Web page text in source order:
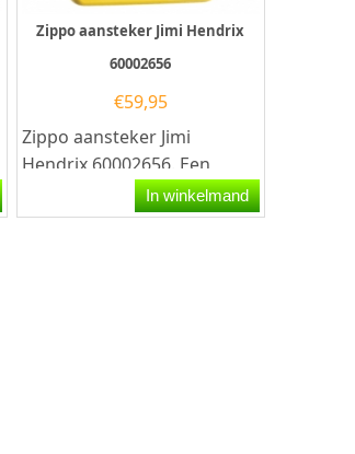
Zippo aansteker Jimi Hendrix
60002656
€59,95
Zippo aansteker Jimi
Hendrix 60002656. Een
Zippo aansteker is een
kwalitatief
In winkelmand